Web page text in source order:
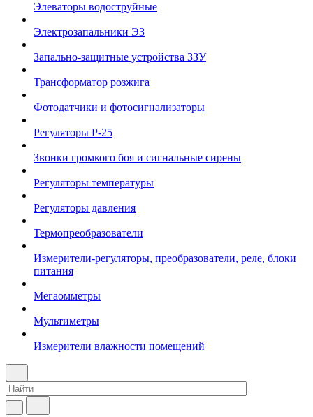
Элеваторы водоструйные
Электрозапальники ЭЗ
Запально-защитные устройства ЗЗУ
Трансформатор розжига
Фотодатчики и фотосигнализаторы
Регуляторы Р-25
Звонки громкого боя и сигнальные сирены
Регуляторы температуры
Регуляторы давления
Термопреобразователи
Измерители-регуляторы, преобразователи, реле, блоки
питания
Мегаомметры
Мультиметры
Измерители влажности помещений